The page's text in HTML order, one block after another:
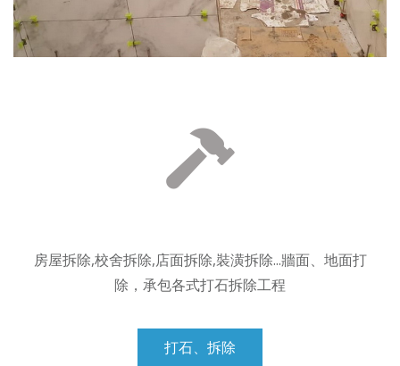
房屋拆除,校舍拆除,店面拆除,裝潢拆除...牆面、地面打
除，承包各式打石拆除工程
打石、拆除